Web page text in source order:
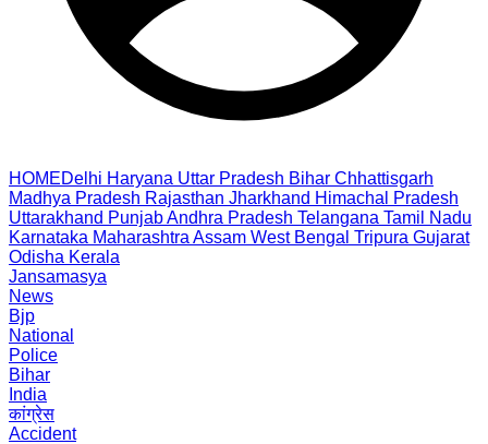
HOMEDelhi Haryana Uttar Pradesh Bihar Chhattisgarh
Madhya Pradesh Rajasthan Jharkhand Himachal Pradesh
Uttarakhand PunjabAndhra Pradesh Telangana Tamil Nadu
Karnataka Maharashtra Assam West Bengal Tripura Gujarat
Odisha Kerala
Jansamasya
News
Bjp
National
Police
Bihar
India
कांग्रेस
Accident